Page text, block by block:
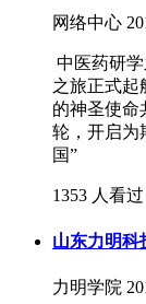
网络中心
中医药研
之旅正式起
的神圣使命
轮，开启为
国”
1353 人看过
山东力明科
力明学院